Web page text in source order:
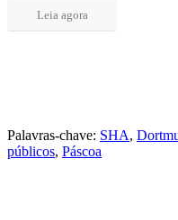
Leia agora
Palavras-chave: SHA,
públicos, Páscoa